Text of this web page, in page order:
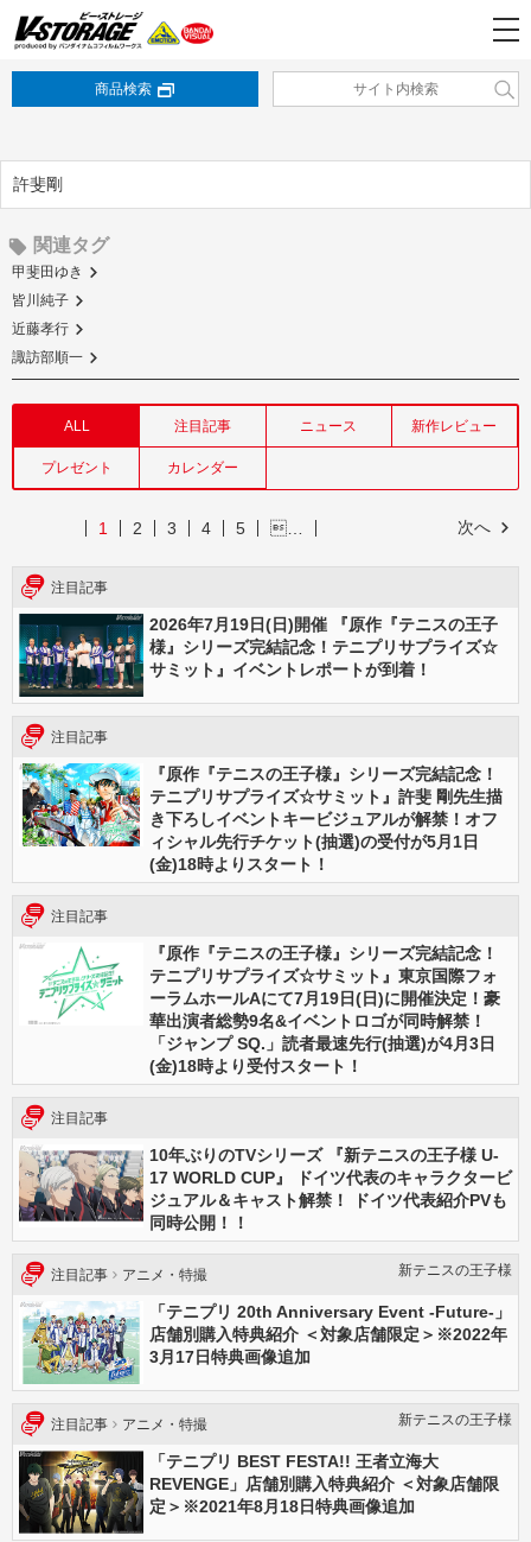
商品検索
許斐剛
関連タグ
甲斐田ゆき
皆川純子
近藤孝行
諏訪部順一
ALL 注目記事 ニュース 新作レビュー
プレゼント カレンダー
次へ
1 2 3 4 5 …
注目記事
2026年7⽉19⽇(⽇)開催 『原作『テニスの王⼦
様』シリーズ完結記念！テニプリサプライズ☆
サミット』イベントレポートが到着！
注目記事
『原作『テニスの王子様』シリーズ完結記念！
テニプリサプライズ☆サミット』許斐 剛先生描
き下ろしイベントキービジュアルが解禁！オフ
ィシャル先行チケット(抽選)の受付が5月1日
(金)18時よりスタート！
注目記事
『原作『テニスの王子様』シリーズ完結記念！
テニプリサプライズ☆サミット』東京国際フォ
ーラムホールAにて7月19日(日)に開催決定！豪
華出演者総勢9名&イベントロゴが同時解禁！
「ジャンプ SQ.」読者最速先行(抽選)が4月3日
(金)18時より受付スタート！
注目記事
10年ぶりのTVシリーズ 『新テニスの王子様 U-
17 WORLD CUP』 ドイツ代表のキャラクタービ
ジュアル＆キャスト解禁！ ドイツ代表紹介PVも
同時公開！！
注目記事 アニメ・特撮 新テニスの王⼦様
「テニプリ 20th Anniversary Event -Future-」
店舗別購入特典紹介 ＜対象店舗限定＞※2022年
3月17日特典画像追加
注目記事 アニメ・特撮 新テニスの王⼦様
「テニプリ BEST FESTA!! 王者立海大
REVENGE」店舗別購入特典紹介 ＜対象店舗限
定＞※2021年8月18日特典画像追加